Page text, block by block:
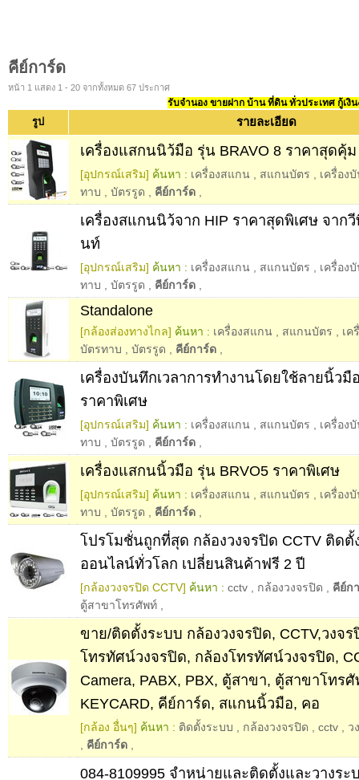
คีย์การ์ด
หน้า 1 แสดง 1 - 20 จากทั้งหมด 67 ประกาศ
รับจำนอง ขายฝาก บ้าน ที่ดิน ทั่วประเทศ กู้เงิ
รูป รายละเอียด
เครื่องแสกนนิว้มือ รุ่น BRAVO 8 ราคาสุดคุ้ม
[อุปกรณ์เสริม] ค้นหา : เครื่องสแกน สแกนบัตร
เครื่อง
ทาบ
บัตรรูด คีย์การ์ด
เครื่องสแกนนิว้จาก HIP ราคาสุดพิเศษ จากวี
นท์
[อุปกรณ์เสริม] ค้นหา : เครื่องสแกน สแกนบัตร
เครื่อง
ทาบ
บัตรรูด คีย์การ์ด
Standalone
[กล้องส่องทางไกล] ค้นหา : เครื่องสแกน สแกนบัตร
เค
บัตรทาบ
บัตรรูด คีย์การ์ด
เครื่องบันทึกเวลาการทำงานโดยใช้ลายนิ้วมื
ราคาพิเศษ
[อุปกรณ์เสริม] ค้นหา : เครื่องสแกน สแกนบัตร
เครื่อง
ทาบ
บัตรรูด คีย์การ์ด
เครื่องแสกนนิ้วมือ รุ่น BRVO5 ราคาพิเศษ
[อุปกรณ์เสริม] ค้นหา : เครื่องสแกน สแกนบัตร
เครื่อง
ทาบ
บัตรรูด คีย์การ์ด
โปรโมชั่นถูกที่สุด กล้องวงจรปิด CCTV ติดตั้
ออนไลน์ทั่วโลก เปลี่ยนสินค้าฟรี 2 ปี
[กล้องวงจรปิด CCTV] ค้นหา : cctv กล้องวงจรปิด
คีย์ก
ตู้สาขาโทรศัพท์
ขาย/ติดตั้งระบบ กล้องวงจรปิด, CCTV,วงจ
โทรทัศน์วงจรปิด, กล้องโทรทัศน์วงจรปิด,
Camera, PABX, PBX, ตู้สาขา, ตู้สาขาโทร
KEYCARD, คีย์การ์ด, สแกนนิ้วมือ, คอ
[กล้อง อื่นๆ] ค้นหา : ติดตั้งระบบ กล้องวงจรปิด cctv
ว
คีย์การ์ด
084-8109995 จำหน่ายและติดตั้งและวางระ